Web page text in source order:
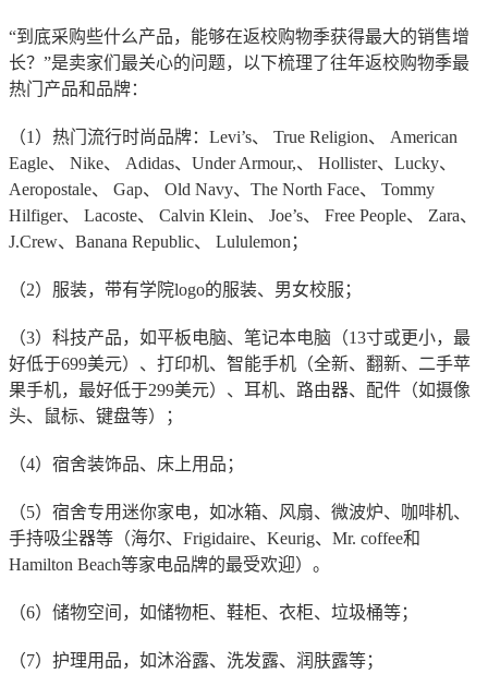
“到底采购些什么产品，能够在返校购物季获得最大的销售增
长？”是卖家们最关心的问题，以下梳理了往年返校购物季最
热门产品和品牌：
（1）热门流行时尚品牌：Levi’s、 True Religion、 American
Eagle、 Nike、 Adidas、Under Armour,、 Hollister、Lucky、
Aeropostale、 Gap、 Old Navy、The North Face、 Tommy
Hilfiger、 Lacoste、 Calvin Klein、 Joe’s、 Free People、 Zara、
J.Crew、Banana Republic、 Lululemon；
（2）服装，带有学院logo的服装、男女校服；
（3）科技产品，如平板电脑、笔记本电脑（13寸或更小，最
好低于699美元）、打印机、智能手机（全新、翻新、二手苹
果手机，最好低于299美元）、耳机、路由器、配件（如摄像
头、鼠标、键盘等）；
（4）宿舍装饰品、床上用品；
（5）宿舍专用迷你家电，如冰箱、风扇、微波炉、咖啡机、
手持吸尘器等（海尔、Frigidaire、Keurig、Mr. coffee和
Hamilton Beach等家电品牌的最受欢迎）。
（6）储物空间，如储物柜、鞋柜、衣柜、垃圾桶等；
（7）护理用品，如沐浴露、洗发露、润肤露等；